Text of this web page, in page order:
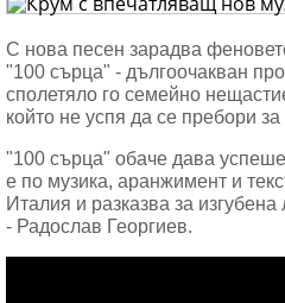
сърца"
С нова песен зарадва
"100 сърца" - дългоочакван
сполетяло го семейно
който не успя да се пребори
"100 сърца" обаче дава
е по музика, аранжимент и
Италия и разказва за
- Радослав Георгиев.